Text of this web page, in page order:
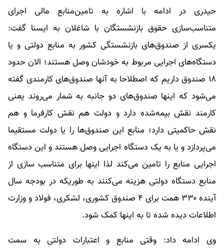
حیدری در ادامه با اشاره به تامین‌منابع مالی اجرای
متناسب‌سازی حقوق‌ بازنشستگان با شاغلان به ایسنا گفت:
یکسری از صندوق‌های بازنشستگی کشور به منابع دولتی و یا
دستگاه‌های اجرایی مربوط به خودشان وصل هستند؛ الان حدود
۱۸ صندوق داریم که اصطلاحا به آنها صندوق‌های کارمندی گفته
می‌شود که اینها صندوق‌های دو جانبه به شمار می‌روند یعنی
کارمند نقش بیمه‌شده دارد و دولت هم نقش کارفرما و هم
نقش حاکمیتی دارد؛ منابع این صندوق‌ها را یا دولت مستقیما
می‌پردازد و یا به یک دستگاه اجرایی وصل هستند و این دستگاه‌
اجرایی منابع را تامین می‌کند لذا اینها برای متناسب سازی از
منابع دستگاه دولتی هزینه می‌کنند به طوریکه در بودجه سال
آینده ۳۳۰ همت برای ۴ صندوق کشوری، لشکری، فولاد و وزارت
اطلاعات دیده شده تا به اینها کمک شود.
وی ادامه داد: وقتی منابع و اعتبارات دولتی به سمت